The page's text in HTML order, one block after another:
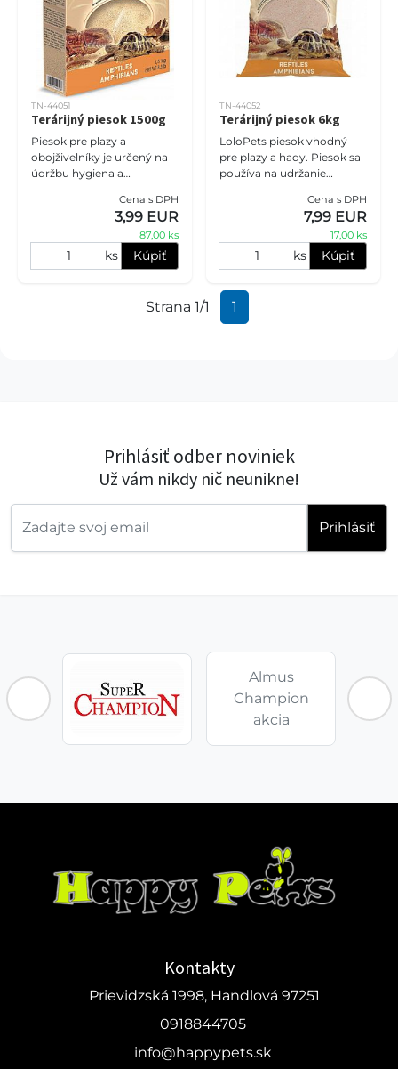
TN-44051
Terárijný piesok 1500g
Piesok pre plazy a
obojživelníky je určený na
údržbu hygiena a
domácich miláčikov.
Udržiavať najvhodnejšie
Cena s DPH
3,99 EUR
87,00 ks
ks Kúpiť
TN-44052
Terárijný piesok 6kg
LoloPets piesok vhodný
pre plazy a hady. Piesok sa
používa na udržanie
teráriové zvieratá. Obsahuje
ušľachtilé minerály a zn
Cena s DPH
7,99 EUR
17,00 ks
ks Kúpiť
Strana 1/1 1
Prihlásiť odber noviniek
Už vám nikdy nič neunikne!
Prihlásiť
Almus
Champion
akcia
Kontakty
Prievidzská 1998, Handlová 97251
0918844705
info@happypets.sk